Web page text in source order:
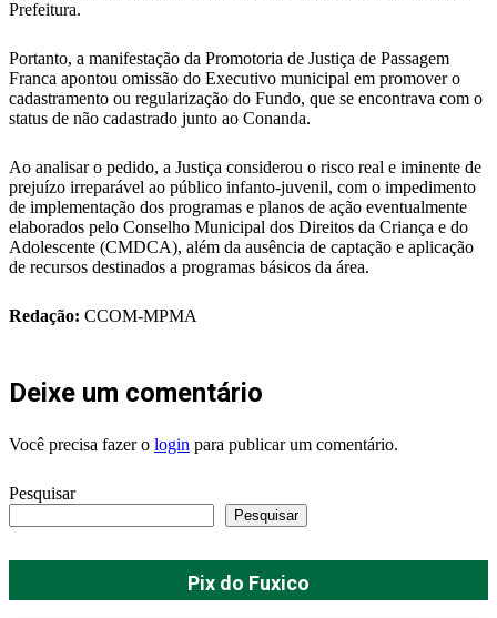
Prefeitura.
Portanto, a manifestação da Promotoria de Justiça de Passagem
Franca apontou omissão do Executivo municipal em promover o
cadastramento ou regularização do Fundo, que se encontrava com o
status de não cadastrado junto ao Conanda.
Ao analisar o pedido, a Justiça considerou o risco real e iminente de
prejuízo irreparável ao público infanto-juvenil, com o impedimento
de implementação dos programas e planos de ação eventualmente
elaborados pelo Conselho Municipal dos Direitos da Criança e do
Adolescente (CMDCA), além da ausência de captação e aplicação
de recursos destinados a programas básicos da área.
Redação: CCOM-MPMA
Deixe um comentário
Você precisa fazer o login para publicar um comentário.
Pesquisar
Pesquisar
Pix do Fuxico